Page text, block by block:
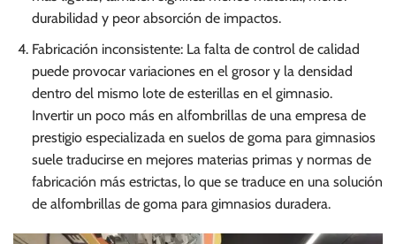
durabilidad y peor absorción de impactos.
Fabricación inconsistente: La falta de control de calidad
puede provocar variaciones en el grosor y la densidad
dentro del mismo lote de esterillas en el gimnasio.
Invertir un poco más en alfombrillas de una empresa de
prestigio especializada en suelos de goma para gimnasios
suele traducirse en mejores materias primas y normas de
fabricación más estrictas, lo que se traduce en una solución
de alfombrillas de goma para gimnasios duradera.